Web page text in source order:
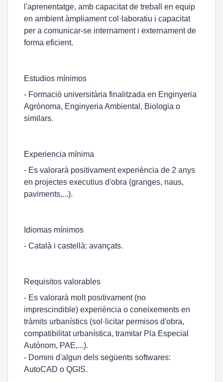
l'aprenentatge, amb capacitat de treball en equip
en ambient àmpliament col·laboratiu i capacitat
per a comunicar-se internament i externament de
forma eficient.
Estudios mínimos
- Formació universitària finalitzada en Enginyeria
Agrònoma, Enginyeria Ambiental, Biologia o
similars.
Experiencia mínima
- Es valorarà positivament experiència de 2 anys
en projectes executius d'obra (granges, naus,
paviments,...).
Idiomas mínimos
- Català i castellà: avançats.
Requisitos valorables
- Es valorarà molt positivament (no
imprescindible) experiència o coneixements en
tràmits urbanístics (sol·licitar permisos d'obra,
compatibilitat urbanística, tramitar Pla Especial
Autònom, PAE,...).
- Domini d'algun dels següents softwares:
AutoCAD o QGIS.